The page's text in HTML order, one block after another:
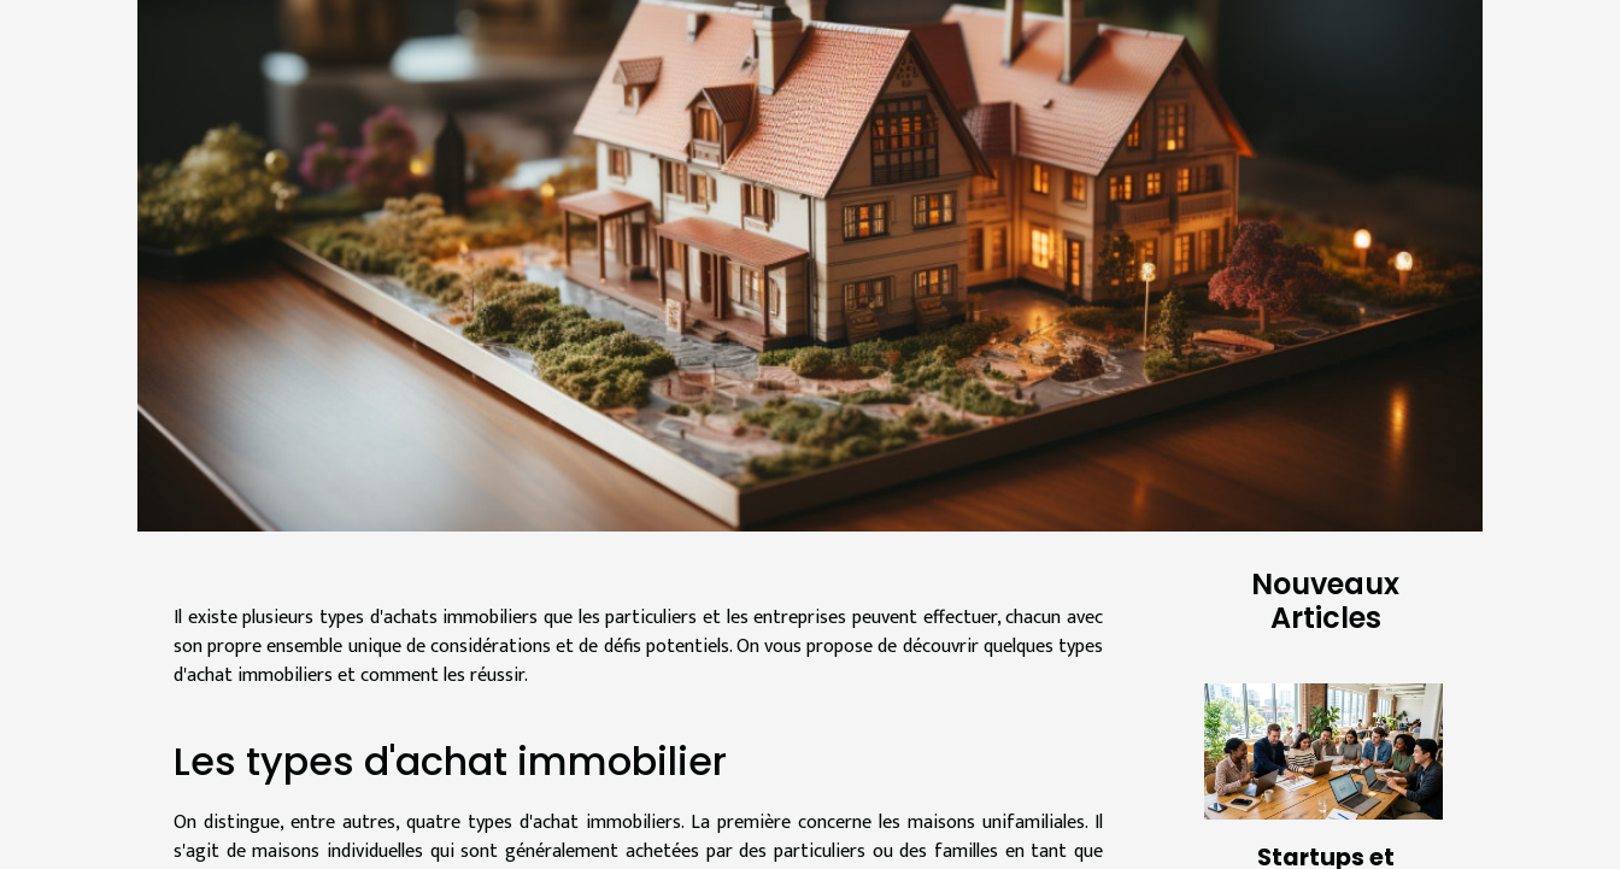
Il existe plusieurs types d'achats immobiliers que les particuliers et les entreprises peuvent effectuer, chacun avec
son propre ensemble unique de considérations et de défis potentiels. On vous propose de découvrir quelques types
d'achat immobiliers et comment les réussir.
Les types d'achat immobilier
On distingue, entre autres, quatre types d'achat immobiliers. La première concerne les maisons unifamiliales. Il
s'agit de maisons individuelles qui sont généralement achetées par des particuliers ou des familles en tant que
Nouveaux
Articles
Startups et